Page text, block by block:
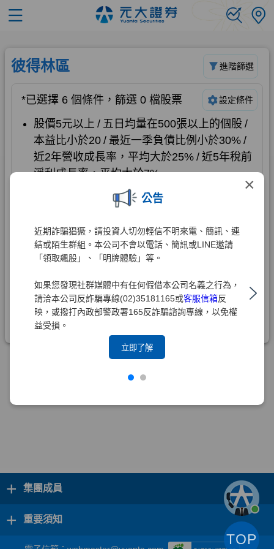
×
公告
近期詐騙猖獗，請投資人切勿輕信不明來電、簡訊、連
結或陌生群組。本公司不會以電話、簡訊或LINE邀請
「領取飆股」、「明牌體驗」等。
如果您發現社群媒體中有任何假借本公司名義之行為，
請洽本公司反詐騙專線(02)35181165或客服信箱反
映，或撥打內政部警政署165反詐騙諮詢專線，以免權
益受損。
立即了解
+ 集團成員
+ 重要須知
TOP